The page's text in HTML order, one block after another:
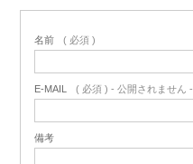
名前 ( 必須 )
E-MAIL ( 必須 ) - 公開されません -
備考